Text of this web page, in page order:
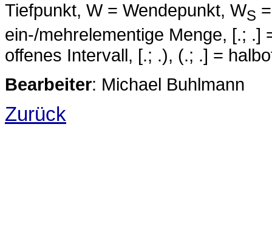
Tiefpunkt, W = Wendepunkt, WS
ein-/mehrelementige Menge, [.;
offenes Intervall, [.; .), (.; .] =
Bearbeiter: Michael Buhlmann
Zurück